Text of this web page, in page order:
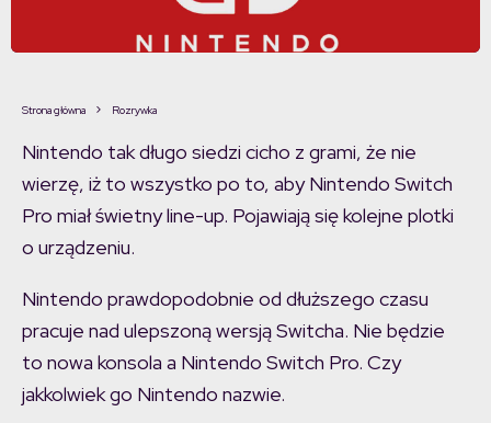
Strona główna Rozrywka
Nintendo tak długo siedzi cicho z grami, że nie
wierzę, iż to wszystko po to, aby Nintendo Switch
Pro miał świetny line-up. Pojawiają się kolejne plotki
o urządzeniu.
Nintendo prawdopodobnie od dłuższego czasu
pracuje nad ulepszoną wersją Switcha. Nie będzie
to nowa konsola a Nintendo Switch Pro. Czy
jakkolwiek go Nintendo nazwie.